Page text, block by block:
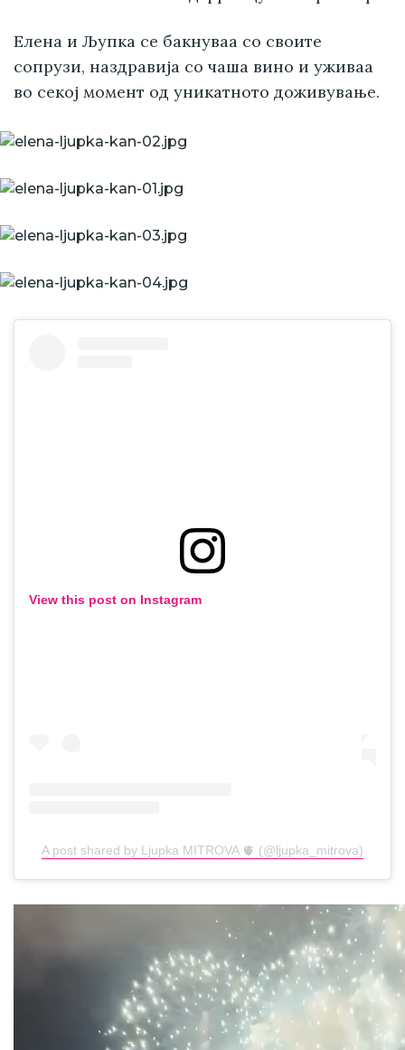
Елена и Љупка се бакнуваа со своите
сопрузи, наздравија со чаша вино и уживаа
во секој момент од уникатното доживување.
View this post on Instagram
A post shared by Ljupka MITROVA 🫀 (@ljupka_mitrova)